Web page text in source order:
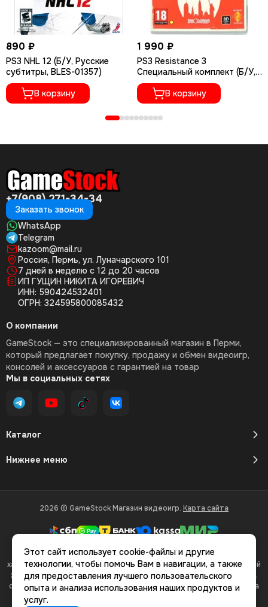
890 ₽
PS3 NHL 12 (Б/У, Русские
субтитры, BLES-01357)
В корзину
1 990 ₽
PS3 Resistance 3
Специальный комплект (Б/У,
Полностью на русском языке,
BCES-01118)В корзину
+7(908) 271-34-34
Заказать звонок
WhatsApp
Telegram
kazoom@mail.ru
Россия, Пермь, ул. Луначарского 101
7 дней в неделю с 12 до 20 часов
ИП ГУЩИН НИКИТА ИГОРЕВИЧ
ИНН: 590424532401
ОГРН: 324595800085432
Каталог
Нижнее меню
О компании
GameStock — это специализированный магазин в Перми,
который предлагает покупку, продажу и обмен видеоигр,
консолей и аксессуаров с гарантией на товар
Мы в социальных сетях
2026 © GameStock Магазин видеоигр. Карта сайта
Вся представленная на сайте информация, касающаяся
характеристик, стоимости товаров и услуг, носит информационный
характер и ни при каких условиях не является публичной офертой,
определяемой положениями Статьи 437(2) Гражданского кодекса
Этот сайт использует cookie-файлы и другие
технологии, чтобы помочь Вам в навигации, а также
для предоставления лучшего пользовательского
опыта и анализа использования наших продуктов и
услуг.